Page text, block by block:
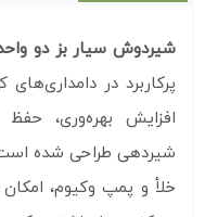
شیردوش سیار بز دو
پرکاربرد در
افزایش بهره‌وری،
شیردهی طراحی شده است.
خلأ و پمپ وکیوم،